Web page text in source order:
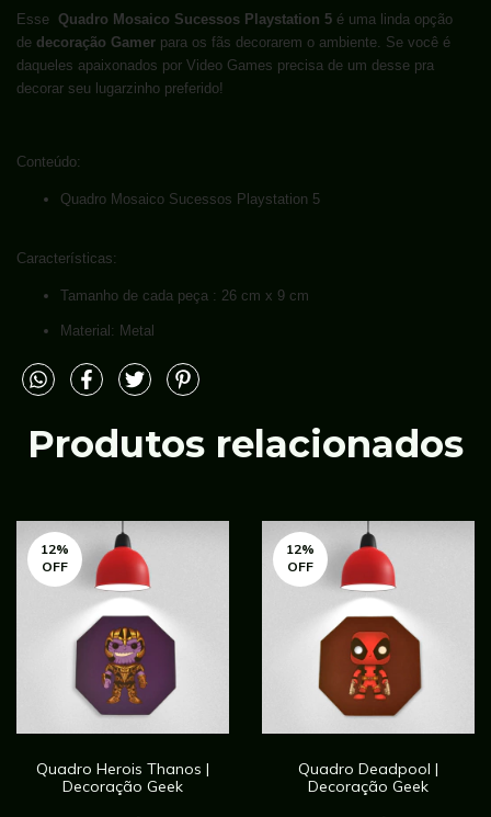
Esse Quadro Mosaico Sucessos Playstation 5 é uma linda opção
de decoração Gamer para os fãs decorarem o ambiente. Se você é
daqueles apaixonados por Video Games precisa de um desse pra
decorar seu lugarzinho preferido!
Conteúdo:
Quadro Mosaico Sucessos Playstation 5
Características:
Tamanho de cada peça : 26 cm x 9 cm
Material: Metal
Produtos relacionados
12%
OFF
Quadro Herois Thanos |
Decoração Geek
12%
OFF
Quadro Deadpool |
Decoração Geek